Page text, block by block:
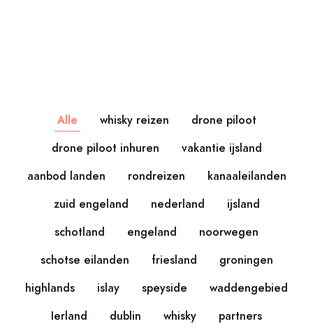
Alle whisky reizen
drone piloot
drone piloot inhuren
vakantie ijsland
aanbod landen
rondreizen
kanaaleilanden
zuid engeland
nederland
ijsland
schotland
engeland
noorwegen
schotse eilanden
friesland
groningen
highlands
islay speyside
waddengebied
Ierland
dublin whisky
partners